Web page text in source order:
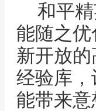
和平
能随之
新开放
经验库
能带来